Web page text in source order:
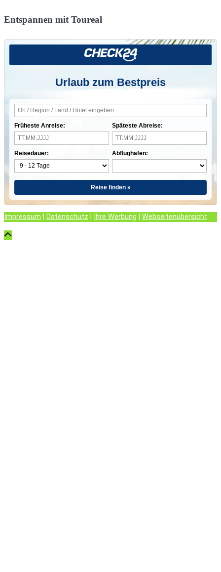
Entspannen mit Toureal
Urlaub zum Bestpreis
Früheste Anreise:
Reisedauer:
Späteste Abreise:
Abflughafen:
Reise finden »
Impressum Datenschutz Ihre Werbung Webseitenübersicht